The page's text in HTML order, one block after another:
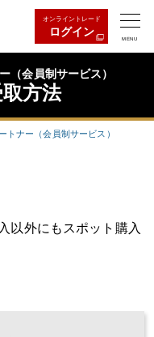
オンライントレード
ログイン
MENU
（会員制サービス）
方法
トナー（会員制サービス）
以外にもスポット購入